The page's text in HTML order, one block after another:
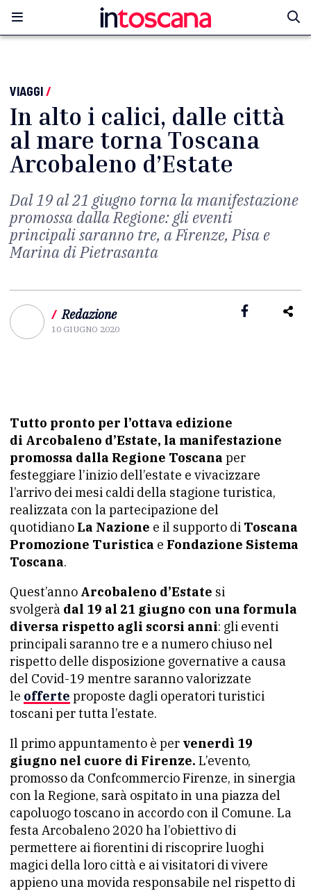
VIAGGI/
In alto i calici, dalle città
al mare torna Toscana
Arcobaleno d’Estate
Dal 19 al 21 giugno torna la manifestazione
promossa dalla Regione: gli eventi
principali saranno tre, a Firenze, Pisa e
Marina di Pietrasanta
/ Redazione
10 GIUGNO 2020
Tutto pronto per l’ottava edizione
di Arcobaleno d’Estate, la manifestazione
promossa dalla Regione Toscana per
festeggiare l’inizio dell’estate e vivacizzare
l’arrivo dei mesi caldi della stagione turistica,
realizzata con la partecipazione del
quotidiano La Nazione e il supporto di Toscana
Promozione Turistica e Fondazione Sistema
Toscana.
Quest’anno Arcobaleno d’Estate si
svolgerà dal 19 al 21 giugno con una formula
diversa rispetto agli scorsi anni: gli eventi
principali saranno tre e a numero chiuso nel
rispetto delle disposizione governative a causa
del Covid-19 mentre saranno valorizzate
le offerte proposte dagli operatori turistici
toscani per tutta l’estate.
Il primo appuntamento è per venerdì 19
giugno nel cuore di Firenze. L’evento,
promosso da Confcommercio Firenze, in sinergia
con la Regione, sarà ospitato in una piazza del
capoluogo toscano in accordo con il Comune. La
festa Arcobaleno 2020 ha l’obiettivo di
permettere ai fiorentini di riscoprire luoghi
magici della loro città e ai visitatori di vivere
appieno una movida responsabile nel rispetto di